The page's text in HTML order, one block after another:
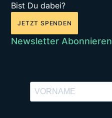
Bist Du dabei?
JETZT SPENDEN
Newsletter Abonnieren